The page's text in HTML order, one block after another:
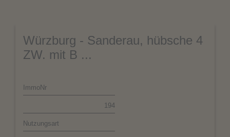
Würzburg - Sanderau, hübsche 4
ZW. mit B ...
ImmoNr
194
Nutzungsart